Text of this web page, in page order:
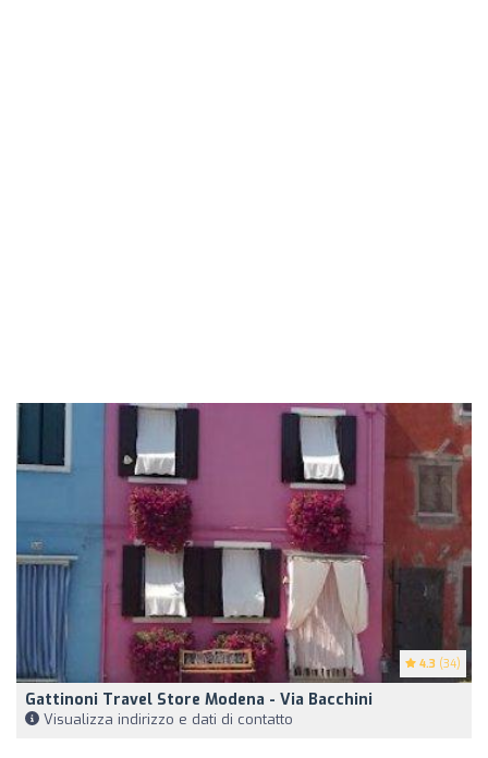
4.3 (34)
Gattinoni Travel Store Modena - Via Bacchini
Visualizza indirizzo e dati di contatto